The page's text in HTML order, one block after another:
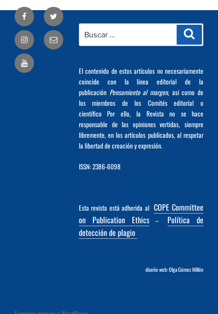
por:
El contenido de estos artículos no necesariamente
coincide con la línea editorial de la
publicación Pensamiento al margen, así como de
los miembros de los Comités editorial o
científico Por ello, la Revista no se hace
responsable de las opiniones vertidas, siempre
libremente, en los artículos publicados, al respetar
la libertad de creación y expresión.
ISSN: 2386-6098
Esta revista está adherida al COPE Committee
on Publication Ethics–
Política de
detección de plagio
diseño web: Olga Gómez Millón
Facebook Twitter
Correo
electrónico